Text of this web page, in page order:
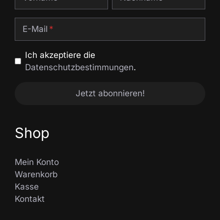
E-Mail
Ich akzeptiere die
Datenschutzbestimmungen.
Shop
Mein Konto
Warenkorb
Kasse
Kontakt